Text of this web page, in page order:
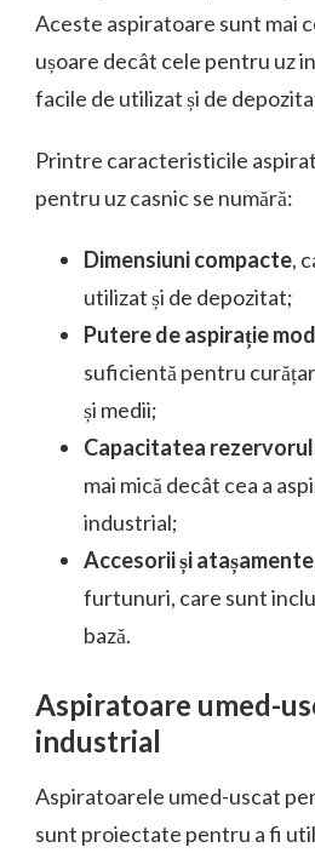
Aceste aspiratoare sunt mai
ușoare decât cele pentru uz
facile de utilizat și de
Printre caracteristicile
pentru uz casnic se numără:
Dimensiuni compacte,
utilizat și de depozitat;
Putere de aspirație
suficientă pentru
și medii;
Capacitatea
mai mică decât cea a
industrial;
Accesorii și atașamente
furtunuri, care sunt
bază.
Aspiratoare umed-
industrial
Aspiratoarele umed-uscat
sunt proiectate pentru a fi